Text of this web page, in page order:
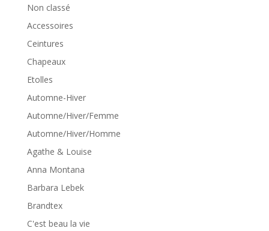
Non classé
Accessoires
Ceintures
Chapeaux
Etolles
Automne-Hiver
Automne/Hiver/Femme
Automne/Hiver/Homme
Agathe & Louise
Anna Montana
Barbara Lebek
Brandtex
C'est beau la vie